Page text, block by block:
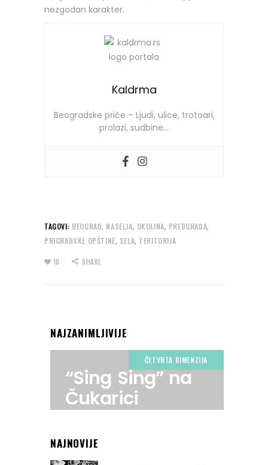
nezgodan karakter.
Kaldrma
Beogradske priče – Ljudi, ulice, trotoari,
prolazi, sudbine…
TAGOVI: BEOGRAD, NASELJA, OKOLINA, PREDGRAĐA,
PRIGRADSKE OPŠTINE, SELA, TERITORIJA
10 SHARE
NAJZANIMLJIVIJE
ČETVRTA DIMENZIJA
“Sing Sing” na
Čukarici
NAJNOVIJE